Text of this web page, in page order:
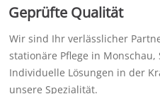
Geprüfte Qualität
Wir sind Ihr verlässlicher
stationäre Pflege in
Individuelle Lösungen in der
unsere Spezialität.